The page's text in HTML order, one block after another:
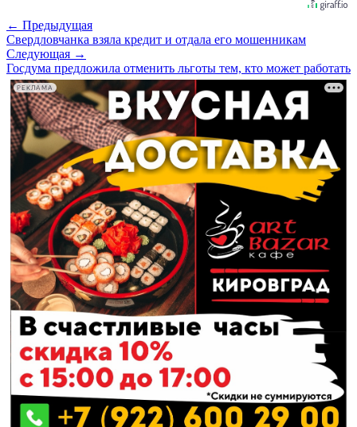
← Предыдущая
Свердловчанка взяла кредит и отдала его мошенникам
Следующая →
Госдума предложила отменить льготы тем, кто может работать
РЕКЛАМА